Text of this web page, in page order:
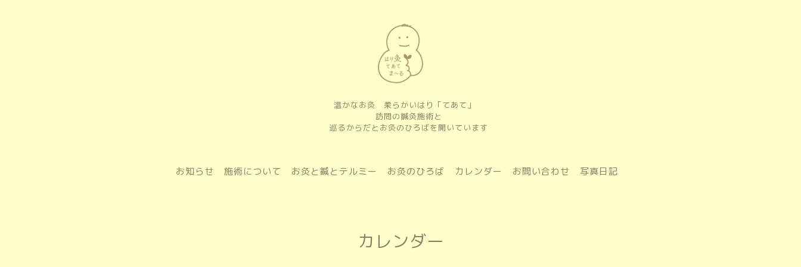
温かなお灸 柔らかいはり「てあて」
訪問の鍼灸施術と
巡るからだとお灸のひろばを開いています
お知らせ 施術について お灸と鍼とテルミー お灸のひろば カレンダー お問い合わせ 写真日記
カレンダー